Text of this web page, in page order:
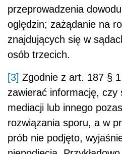
przeprowadzenia
oględzin; zażądanie na
znajdujących się w
osób trzecich.
[3] Zgodnie z art. 187 §
zawierać informację, czy
mediacji lub innego
rozwiązania sporu, a w
prób nie podjęto,